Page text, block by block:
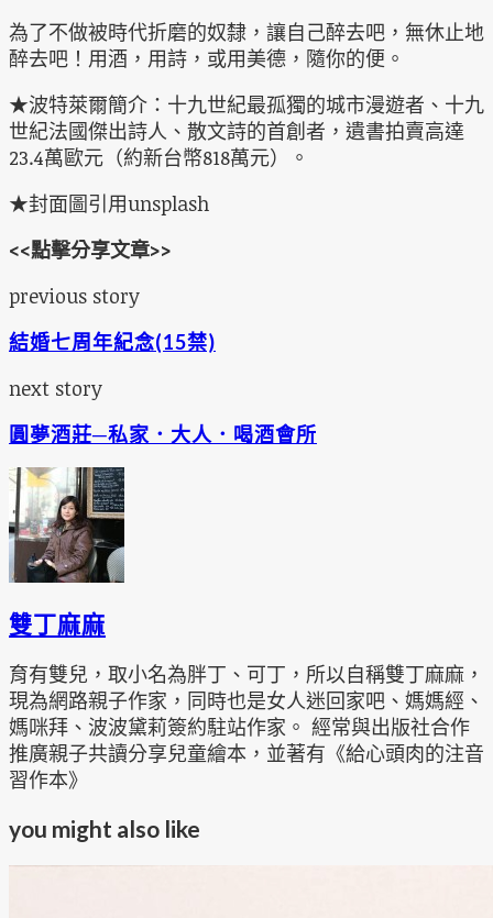
為了不做被時代折磨的奴隸，讓自己醉去吧，無休止地
醉去吧！用酒，用詩，或用美德，隨你的便。
★波特萊爾簡介：十九世紀最孤獨的城市漫遊者、十九
世紀法國傑出詩人、散文詩的首創者，遺書拍賣高達
23.4萬歐元（約新台幣818萬元）。
★封面圖引用unsplash
<<點擊分享文章>>
previous story
結婚七周年紀念(15禁)
next story
圓夢酒莊─私家．大人．喝酒會所
雙丁麻麻
育有雙兒，取小名為胖丁、可丁，所以自稱雙丁麻麻，
現為網路親子作家，同時也是女人迷回家吧、媽媽經、
媽咪拜、波波黛莉簽約駐站作家。 經常與出版社合作
推廣親子共讀分享兒童繪本，並著有《給心頭肉的注音
習作本》
you might also like